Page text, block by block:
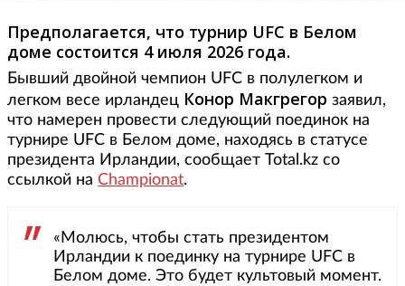
Предполагается, что турнир UFC в Белом
доме состоится 4 июля 2026 года.
Бывший двойной чемпион UFC в полулегком и
легком весе ирландец Конор Макгрегор заявил,
что намерен провести следующий поединок на
турнире UFC в Белом доме, находясь в статусе
президента Ирландии, сообщает Total.kz со
ссылкой на Championat.
«Молюсь, чтобы стать президентом
Ирландии к поединку на турнире UFC в
Белом доме. Это будет культовый момент.